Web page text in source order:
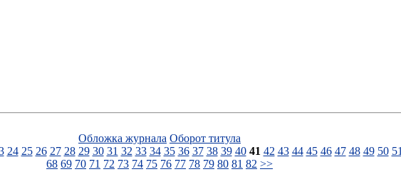
Обложка журнала Оборот титула
24 25 26 27 28 29 30 31 32 33 34 35 36 37 38 39 40 41 42 43 44 45 46 47 48 49 50 51
68 69 70 71 72 73 74 75 76 77 78 79 80 81 82 >>